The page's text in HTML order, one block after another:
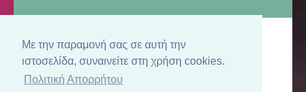
Με την παραμονή σας σε αυτή την
ιστοσελίδα, συναινείτε στη χρήση cookies.
Πολιτική Απορρήτου
© Copyright 2026. CraftStore.gr.
Δημιουργία Ιστοσελίδας SilkTech